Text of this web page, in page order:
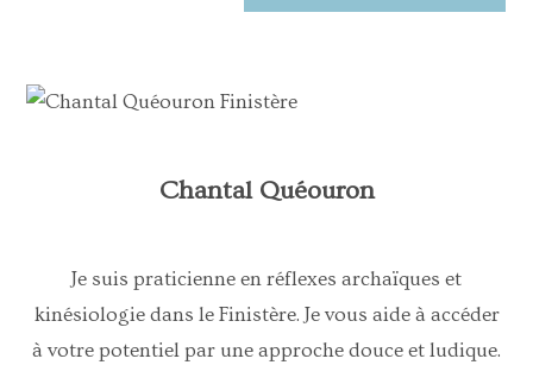
Chantal Quéouron
Je suis praticienne en réflexes archaïques et
kinésiologie dans le Finistère. Je vous aide à accéder
à votre potentiel par une approche douce et ludique.